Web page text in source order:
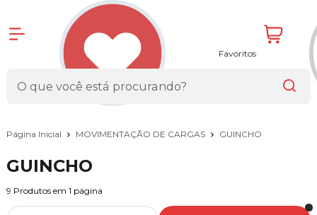
Favoritos
Página Inicial MOVIMENTAÇÃO DE CARGAS GUINCHO
GUINCHO
9 Produtos em 1 página